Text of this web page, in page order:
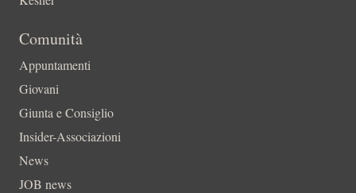
Comunità
Appuntamenti
Giovani
Giunta e Consiglio
Insider-Associazioni
News
JOB news